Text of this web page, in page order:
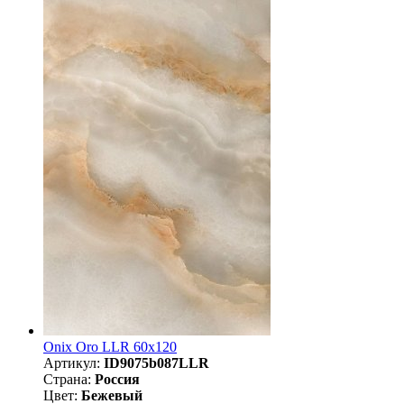
Onix Oro LLR 60x120
Артикул: ID9075b087LLR
Страна: Россия
Цвет: Бежевый